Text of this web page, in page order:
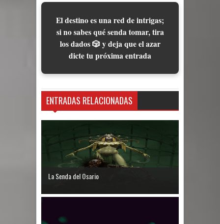
El destino es una red de intrigas;
si no sabes qué senda tomar, tira
los dados 🎲 y deja que el azar
dicte tu próxima entrada
ENTRADAS RELACIONADAS
La Senda del Osario